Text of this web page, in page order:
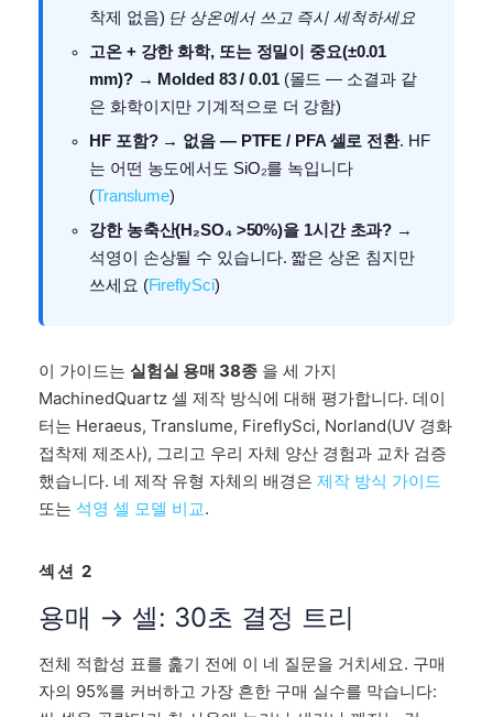
착제 없음) 단 상온에서 쓰고 즉시 세척하세요
고온 + 강한 화학, 또는 정밀이 중요(±0.01
mm)?→ Molded 83 / 0.01(몰드 — 소결과 같
은 화학이지만 기계적으로 더 강함)
HF 포함?→ 없음 — PTFE / PFA 셀로 전환. HF
는 어떤 농도에서도 SiO₂를 녹입니다
(Translume)
강한 농축산(H₂SO₄ >50%)을 1시간 초과? →
석영이 손상될 수 있습니다. 짧은 상온 침지만
쓰세요 (FireflySci)
이 가이드는 실험실 용매 38종 을 세 가지
MachinedQuartz 셀 제작 방식에 대해 평가합니다. 데이
터는 Heraeus, Translume, FireflySci, Norland(UV 경화
접착제 제조사), 그리고 우리 자체 양산 경험과 교차 검증
했습니다. 네 제작 유형 자체의 배경은 제작 방식 가이드
또는 석영 셀 모델 비교.
섹션 2
용매 → 셀: 30초 결정 트리
전체 적합성 표를 훑기 전에 이 네 질문을 거치세요. 구매
자의 95%를 커버하고 가장 흔한 구매 실수를 막습니다: